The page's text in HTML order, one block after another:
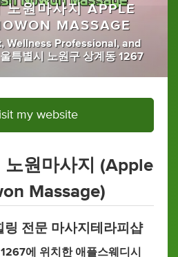
노원마사지 APPLE
MASSAGE
, Wellness Professional, and
특별시 노원구 상계동 1267
my website
노원마사지 (Apple
Massage)
링 전문 마사지테라피샵
에 위치한 애플스웨디시